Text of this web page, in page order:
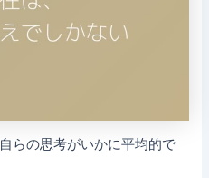
らの思考がいかに平均的で